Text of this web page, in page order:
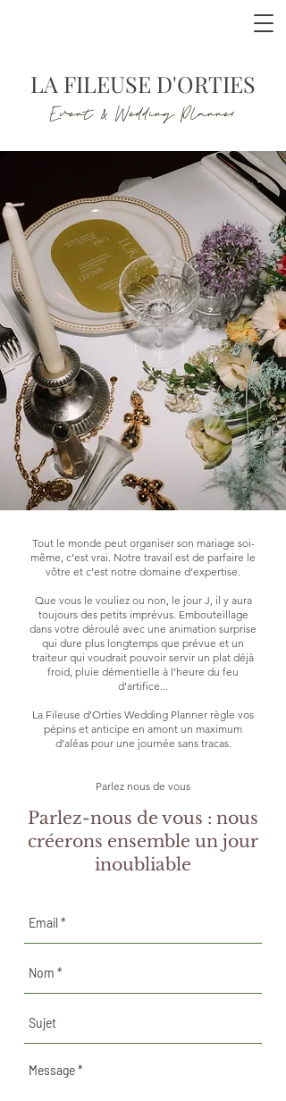
LA FILEUSE D'ORTIES
Event & Wedding Planner
Tout le monde peut organiser son mariage soi-
même, c’est vrai. Notre travail est de parfaire le
vôtre et c’est notre domaine d’expertise.
Que vous le vouliez ou non, le jour J, il y aura
toujours des petits imprévus. Embouteillage
dans votre déroulé avec une animation surprise
qui dure plus longtemps que prévue et un
traiteur qui voudrait pouvoir servir un plat déjà
froid, pluie démentielle à l’heure du feu
d’artifice...
La Fileuse d'Orties Wedding Planner règle vos
pépins et anticipe en amont un maximum
d’aléas pour une journée sans tracas.
Parlez nous de vous
Parlez-nous de vous : nous
créerons ensemble un jour
inoubliable